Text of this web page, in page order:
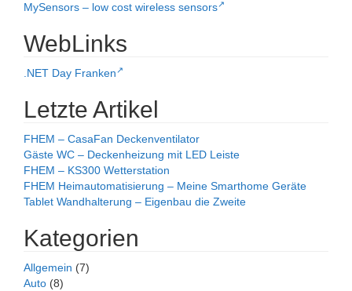
MySensors – low cost wireless sensors
WebLinks
.NET Day Franken
Letzte Artikel
FHEM – CasaFan Deckenventilator
Gäste WC – Deckenheizung mit LED Leiste
FHEM – KS300 Wetterstation
FHEM Heimautomatisierung – Meine Smarthome Geräte
Tablet Wandhalterung – Eigenbau die Zweite
Kategorien
Allgemein (7)
Auto (8)